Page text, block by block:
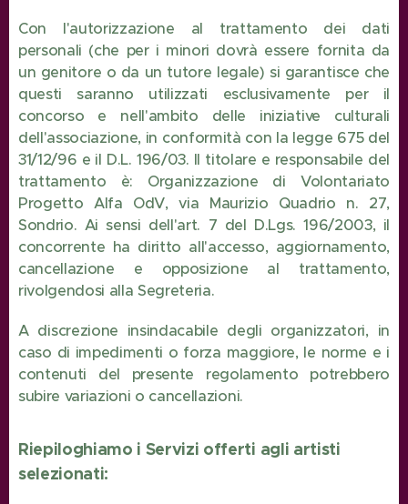
Con l'autorizzazione al trattamento dei dati
personali (che per i minori dovrà essere fornita da
un genitore o da un tutore legale) si garantisce che
questi saranno utilizzati esclusivamente per il
concorso e nell'ambito delle iniziative culturali
dell'associazione, in conformità con la legge 675 del
31/12/96 e il D.L. 196/03. Il titolare e responsabile del
trattamento è: Organizzazione di Volontariato
Progetto Alfa OdV, via Maurizio Quadrio n. 27,
Sondrio. Ai sensi dell'art. 7 del D.Lgs. 196/2003, il
concorrente ha diritto all'accesso, aggiornamento,
cancellazione e opposizione al trattamento,
rivolgendosi alla Segreteria.
A discrezione insindacabile degli organizzatori, in
caso di impedimenti o forza maggiore, le norme e i
contenuti del presente regolamento potrebbero
subire variazioni o cancellazioni.
Riepiloghiamo i Servizi offerti agli artisti
selezionati: